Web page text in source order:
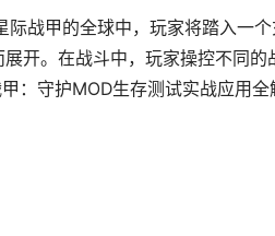
际战甲的全球中，玩家将踏入一
开。在战斗中，玩家操控不同
：守护MOD生存测试实战应用全